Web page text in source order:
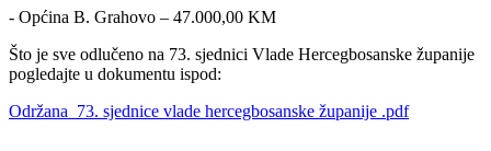
- Općina B. Grahovo – 47.000,00 KM
Što je sve odlučeno na 73. sjednici Vlade Hercegbosanske županije
pogledajte u dokumentu ispod:
Održana_73. sjednice vlade hercegbosanske županije .pdf